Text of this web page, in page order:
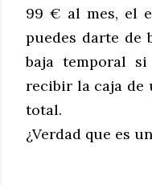
99 € al mes, el
puedes darte de
baja temporal
recibir la caja de
total.
¿Verdad que es